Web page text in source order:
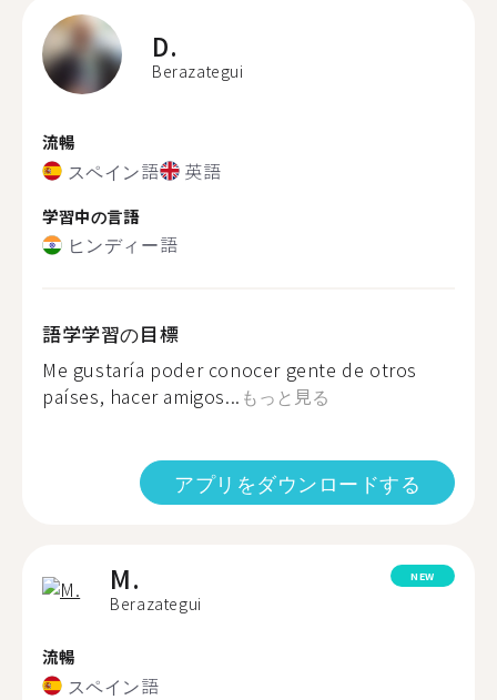
D.
Berazategui
流暢
スペイン語 英語
学習中の言語
ヒンディー語
語学学習の目標
Me gustaría poder conocer gente de otros
países, hacer amigos... もっと見る
アプリをダウンロードする
M.
Berazategui
NEW
流暢
スペイン語